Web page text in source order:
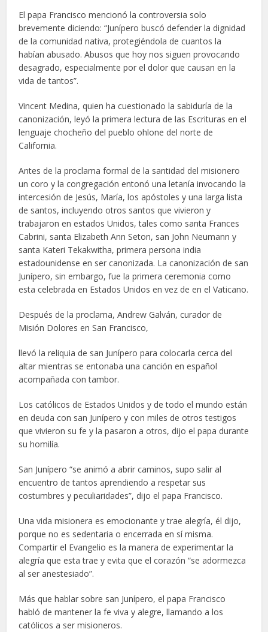
El papa Francisco mencionó la controversia solo
brevemente diciendo: “Junípero buscó defender la dignidad
de la comunidad nativa, protegiéndola de cuantos la
habían abusado. Abusos que hoy nos siguen provocando
desagrado, especialmente por el dolor que causan en la
vida de tantos”.
Vincent Medina, quien ha cuestionado la sabiduría de la
canonización, leyó la primera lectura de las Escrituras en el
lenguaje chocheño del pueblo ohlone del norte de
California.
Antes de la proclama formal de la santidad del misionero
un coro y la congregación entonó una letanía invocando la
intercesión de Jesús, María, los apóstoles y una larga lista
de santos, incluyendo otros santos que vivieron y
trabajaron en estados Unidos, tales como santa Frances
Cabrini, santa Elizabeth Ann Seton, san John Neumann y
santa Kateri Tekakwitha, primera persona india
estadounidense en ser canonizada. La canonización de san
Junípero, sin embargo, fue la primera ceremonia como
esta celebrada en Estados Unidos en vez de en el Vaticano.
Después de la proclama, Andrew Galván, curador de
Misión Dolores en San Francisco,
llevó la reliquia de san Junípero para colocarla cerca del
altar mientras se entonaba una canción en español
acompañada con tambor.
Los católicos de Estados Unidos y de todo el mundo están
en deuda con san Junípero y con miles de otros testigos
que vivieron su fe y la pasaron a otros, dijo el papa durante
su homilía.
San Junípero “se animó a abrir caminos, supo salir al
encuentro de tantos aprendiendo a respetar sus
costumbres y peculiaridades”, dijo el papa Francisco.
Una vida misionera es emocionante y trae alegría, él dijo,
porque no es sedentaria o encerrada en sí misma.
Compartir el Evangelio es la manera de experimentar la
alegría que esta trae y evita que el corazón “se adormezca
al ser anestesiado”.
Más que hablar sobre san Junípero, el papa Francisco
habló de mantener la fe viva y alegre, llamando a los
católicos a ser misioneros.